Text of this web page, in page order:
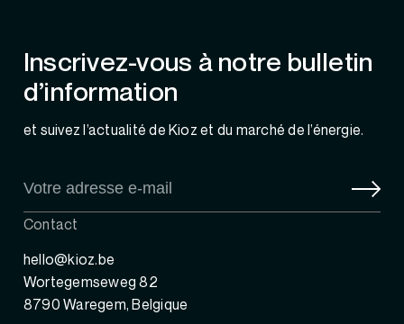
Inscrivez-vous à notre bulletin
d’information
et suivez l’actualité de Kioz et du marché de l’énergie.
Contact
hello@kioz.be
Wortegemseweg 82
8790 Waregem, Belgique